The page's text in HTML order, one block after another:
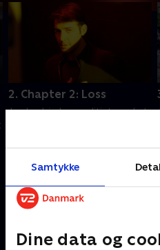
Samtykke
Dine data og
2. Chapter 2: Loss
Jordan hjælper politiet med at
deres ikke-gennemtænkte
engangsknald forsøger Kayla at
1. juli 2021 • 45 min
Andre så også